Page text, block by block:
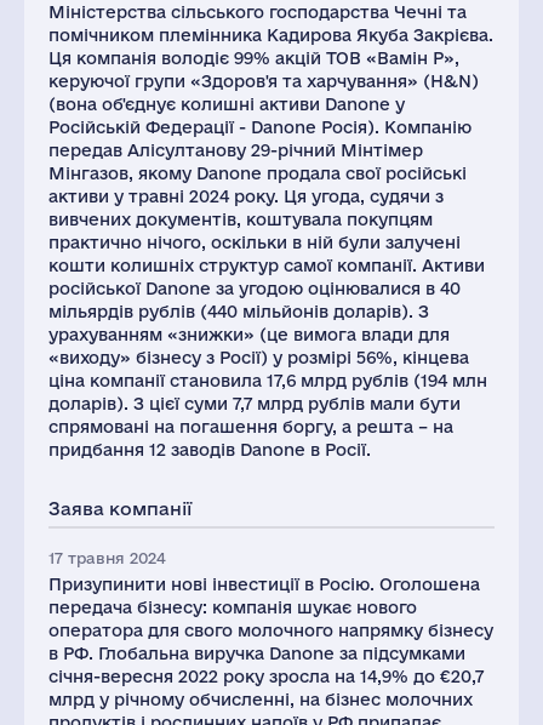
Міністерства сільського господарства Чечні та
помічником племінника Кадирова Якуба Закрієва.
Ця компанія володіє 99% акцій ТОВ «Вамін Р»,
керуючої групи «Здоров'я та харчування» (H&N)
(вона об'єднує колишні активи Danone у
Російській Федерації - Danone Росія). Компанію
передав Алісултанову 29-річний Мінтімер
Мінгазов, якому Danone продала свої російські
активи у травні 2024 року. Ця угода, судячи з
вивчених документів, коштувала покупцям
практично нічого, оскільки в ній були залучені
кошти колишніх структур самої компанії. Активи
російської Danone за угодою оцінювалися в 40
мільярдів рублів (440 мільйонів доларів). З
урахуванням «знижки» (це вимога влади для
«виходу» бізнесу з Росії) у розмірі 56%, кінцева
ціна компанії становила 17,6 млрд рублів (194 млн
доларів). З цієї суми 7,7 млрд рублів мали бути
спрямовані на погашення боргу, а решта – на
придбання 12 заводів Danone в Росії.
Заява компанії
17 травня 2024
Призупинити нові інвестиції в Росію. Оголошена
передача бізнесу: компанія шукає нового
оператора для свого молочного напрямку бізнесу
в РФ. Глобальна виручка Danone за підсумками
січня-вересня 2022 року зросла на 14,9% до €20,7
млрд у річному обчисленні, на бізнес молочних